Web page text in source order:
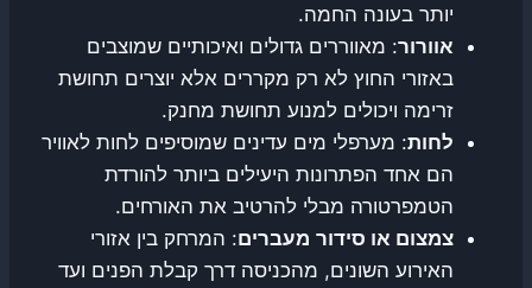
יותר בעונה החמה.
אוורור: מאווררים גדולים ואיכותיים שמוצבים
באזורי החוץ לא רק מקררים אלא יוצרים תחושת
זרימה ויכולים למנוע תחושת מחנק.
לחות: מערפלי מים עדינים שמוסיפים לחות לאוויר
הם אחד הפתרונות היעילים ביותר להורדת
הטמפרטורה מבלי להרטיב את האורחים.
צמצום או סידור מעברים: המרחק בין אזורי
האירוע השונים, מהכניסה דרך קבלת הפנים ועד